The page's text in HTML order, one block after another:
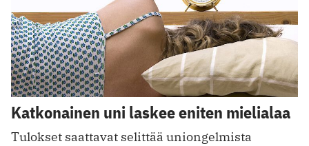
Katkonainen uni laskee eniten mielialaa
Tulokset saattavat selittää uniongelmista